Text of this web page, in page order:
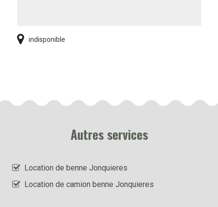
indisponible
Autres services
Location de benne Jonquieres
Location de camion benne Jonquieres